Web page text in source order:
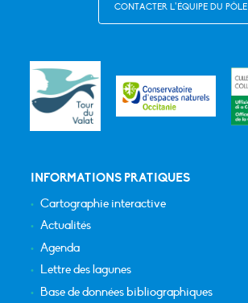
CONTACTER L’ÉQUIPE DU PÔLE
INFORMATIONS PRATIQUES
Cartographie interactive
Actualités
Agenda
Lettre des lagunes
Base de données bibliographiques